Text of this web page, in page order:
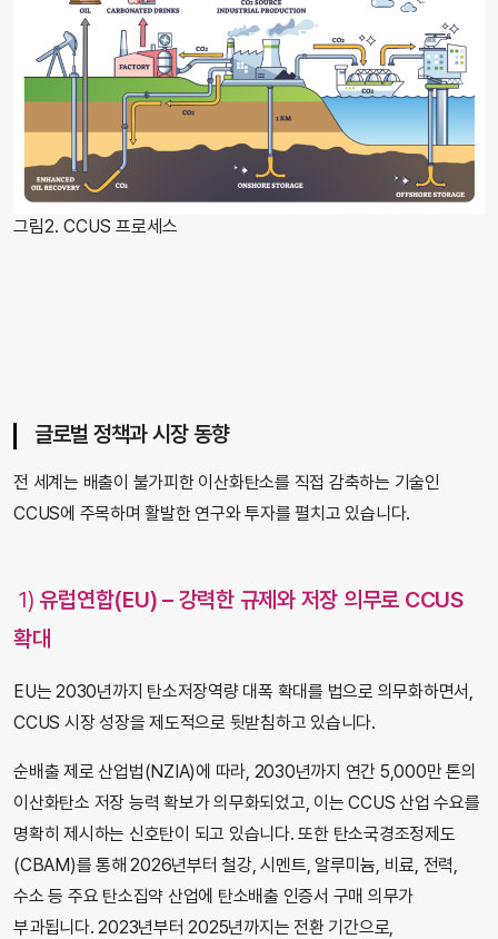
그림2. CCUS 프로세스
글로벌 정책과 시장 동향
전 세계는 배출이 불가피한 이산화탄소를 직접 감축하는 기술인
CCUS에 주목하며 활발한 연구와 투자를 펼치고 있습니다.
1)유럽연합(EU) – 강력한 규제와 저장 의무로 CCUS
확대
EU는 2030년까지 탄소저장역량 대폭 확대를 법으로 의무화하면서,
CCUS 시장 성장을 제도적으로 뒷받침하고 있습니다.
순배출 제로 산업법(NZIA)에 따라, 2030년까지 연간 5,000만 톤의
이산화탄소 저장 능력 확보가 의무화되었고, 이는 CCUS 산업 수요를
명확히 제시하는 신호탄이 되고 있습니다. 또한 탄소국경조정제도
(CBAM)를 통해 2026년부터 철강, 시멘트, 알루미늄, 비료, 전력,
수소 등 주요 탄소집약 산업에 탄소배출 인증서 구매 의무가
부과됩니다. 2023년부터 2025년까지는 전환 기간으로,